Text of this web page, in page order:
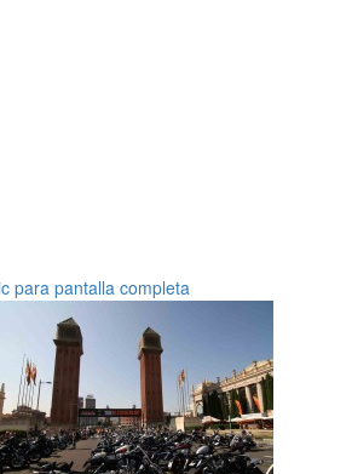
para pantalla completa